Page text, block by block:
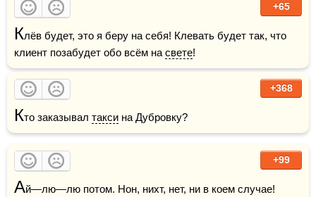
+65
Клёв будет, это я беру на себя! Клевать будет так, что
клиент позабудет обо всём на свете!
+368
Кто заказывал такси на Дубровку?
+99
А